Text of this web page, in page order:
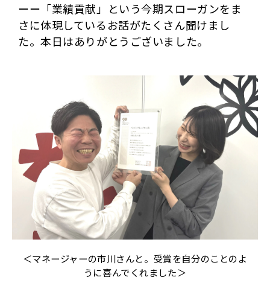
ーー「業績貢献」という今期スローガンをま
さに体現しているお話がたくさん聞けまし
た。本日はありがとうございました。
＜マネージャーの市川さんと。受賞を自分のことのよ
うに喜んでくれました＞